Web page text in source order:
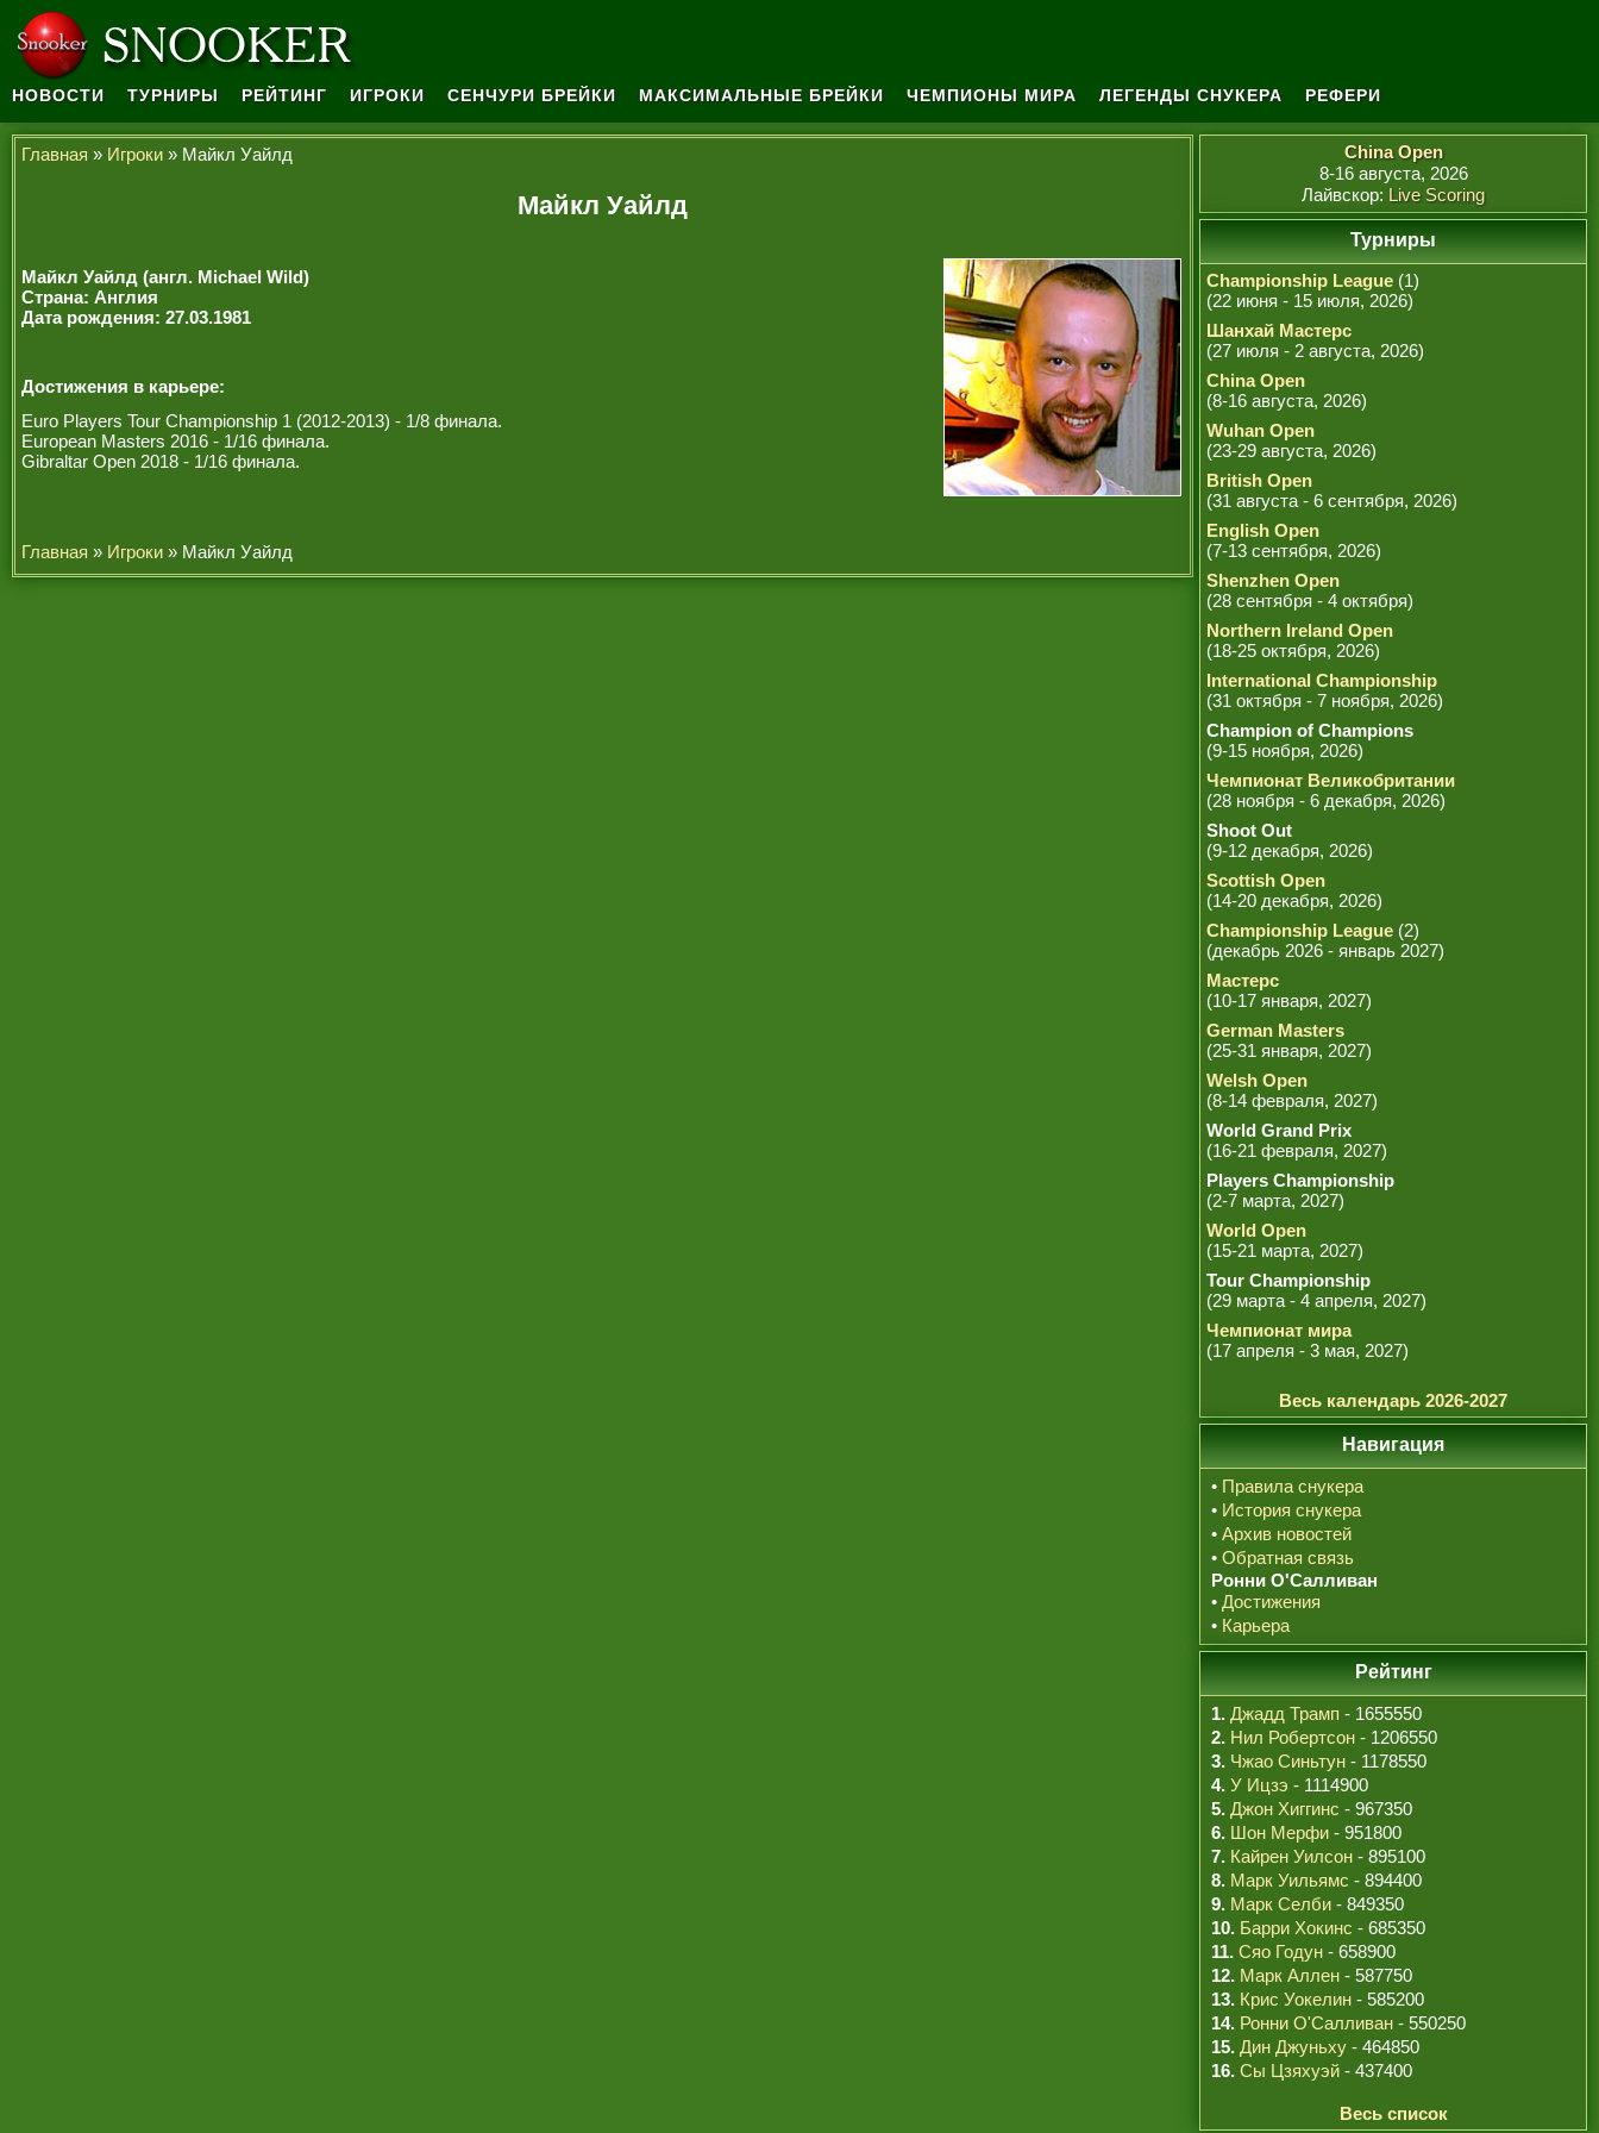
НОВОСТИ ТУРНИРЫ РЕЙТИНГ ИГРОКИ СЕНЧУРИ БРЕЙКИ МАКСИМАЛЬНЫЕ БРЕЙКИ ЧЕМПИОНЫ МИРА ЛЕГЕНДЫ СНУКЕРА РЕФЕРИ
Главная » Игроки » Майкл Уайлд
Майкл Уайлд
Майкл Уайлд (англ. Michael Wild)
Страна: Англия
Дата рождения: 27.03.1981
Достижения в карьере:
Euro Players Tour Championship 1 (2012-2013) - 1/8 финала.
European Masters 2016 - 1/16 финала.
Gibraltar Open 2018 - 1/16 финала.
Главная » Игроки » Майкл Уайлд
China Open
8-16 августа, 2026
Лайвскор: Live Scoring
Турниры
Championship League (1)
(22 июня - 15 июля, 2026)
Шанхай Мастерс
(27 июля - 2 августа, 2026)
China Open
(8-16 августа, 2026)
Wuhan Open
(23-29 августа, 2026)
British Open
(31 августа - 6 сентября, 2026)
English Open
(7-13 сентября, 2026)
Shenzhen Open
(28 сентября - 4 октября)
Northern Ireland Open
(18-25 октября, 2026)
International Championship
(31 октября - 7 ноября, 2026)
Champion of Champions
(9-15 ноября, 2026)
Чемпионат Великобритании
(28 ноября - 6 декабря, 2026)
Shoot Out
(9-12 декабря, 2026)
Scottish Open
(14-20 декабря, 2026)
Championship League (2)
(декабрь 2026 - январь 2027)
Мастерс
(10-17 января, 2027)
German Masters
(25-31 января, 2027)
Welsh Open
(8-14 февраля, 2027)
World Grand Prix
(16-21 февраля, 2027)
Players Championship
(2-7 марта, 2027)
World Open
(15-21 марта, 2027)
Tour Championship
(29 марта - 4 апреля, 2027)
Чемпионат мира
(17 апреля - 3 мая, 2027)
Весь календарь 2026-2027
Навигация
• Правила снукера
• История снукера
• Архив новостей
• Обратная связь
Ронни О'Салливан
• Достижения
• Карьера
Рейтинг
1. Джадд Трамп - 1655550
2. Нил Робертсон - 1206550
3. Чжао Синьтун - 1178550
4. У Ицзэ - 1114900
5. Джон Хиггинс - 967350
6. Шон Мерфи - 951800
7. Кайрен Уилсон - 895100
8. Марк Уильямс - 894400
9. Марк Селби - 849350
10. Барри Хокинс - 685350
11. Сяо Годун - 658900
12. Марк Аллен - 587750
13. Крис Уокелин - 585200
14. Ронни О'Салливан - 550250
15. Дин Джуньху - 464850
16. Сы Цзяхуэй - 437400
Весь список